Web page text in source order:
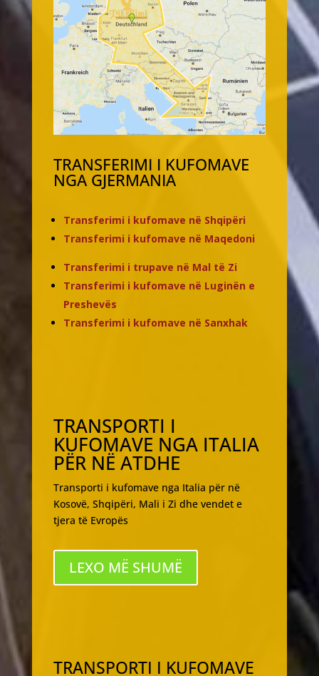
TRANSFERIMI I KUFOMAVE
NGA GJERMANIA
Transferimi i kufomave në Shqipëri
Transferimi i kufomave në Maqedoni
Transferimi i trupave në Mal të Zi
Transferimi i kufomave në Luginën e
Preshevës
Transferimi i kufomave në Sanxhak
TRANSPORTI I
KUFOMAVE NGA ITALIA
PËR NË ATDHE
Transporti i kufomave nga Italia për në
Kosovë, Shqipëri, Mali i Zi dhe vendet e
tjera të Evropës
LEXO MË SHUMË
TRANSPORTI I KUFOMAVE